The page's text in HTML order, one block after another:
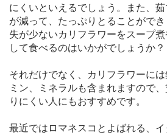
にくいといえるでしょう。また、
が減って、たっぷりとることがで
失が少ないカリフラワーをスープ
して食べるのはいかがでしょうか？
それだけでなく、カリフラワーに
ミン、ミネラルも含まれますので
りにくい人にもおすすめです。
最近ではロマネスコとよばれる、